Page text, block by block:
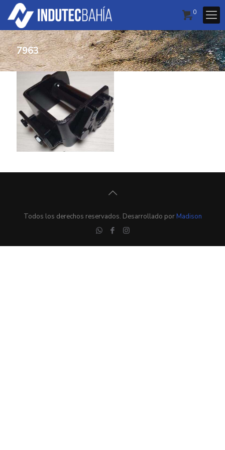
0
7963
Todos los derechos reservados. Desarrollado por Madison